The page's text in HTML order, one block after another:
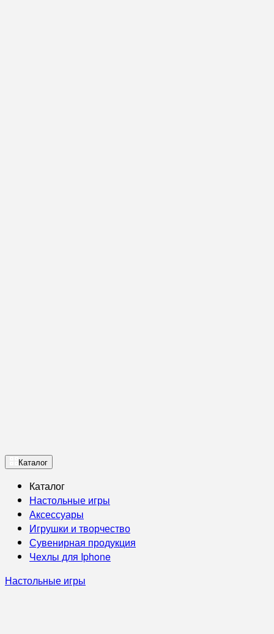
Каталог
Каталог
Настольные игры
Аксессуары
Игрушки и творчество
Сувенирная продукция
Чехлы для Iphone
Настольные игры